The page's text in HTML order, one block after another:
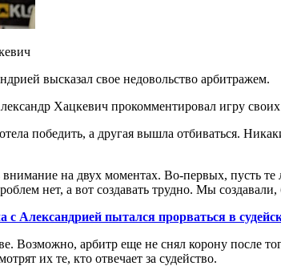
высказал свое недовольство арбитражем.
Хацкевич прокомментировал игру
победить, а другая вышла отбиваться.
на двух моментах. Во-первых, пусть
нет, а вот создавать трудно. Мы
с Александрией пытался прорваться в
Возможно, арбитр еще не снял корону
их те, кто отвечает за судейство.